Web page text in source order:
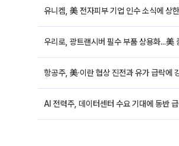
유니켐, 美 전자피부 기업 인수 소식에 상